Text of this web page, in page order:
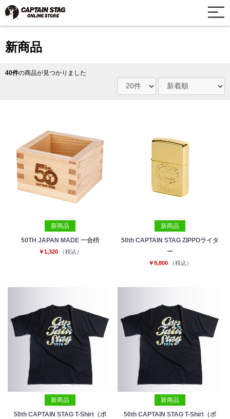
新商品
40件の商品が見つかりました
新商品
50TH JAPAN MADE 一合枡
￥1,320 （税込）
新商品
50th CAPTAIN STAG ZIPPOライタ
ー
￥9,800 （税込）
新商品
50th CAPTAIN STAG T-Shirt（ポ
新商品
50th CAPTAIN STAG T-Shirt（ポ